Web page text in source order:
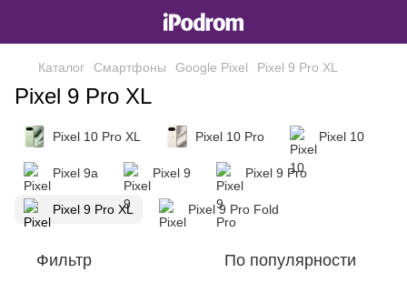
Каталог Смартфоны Google Pixel Pixel 9 Pro XL
Pixel 9 Pro XL
Pixel 10 Pro XL Pixel 10 Pro Pixel 10
Pixel 9a Pixel 9 Pixel 9 Pro
Pixel 9 Pro XL Pixel 9 Pro Fold
Фильтр По популярности